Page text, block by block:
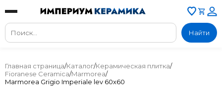
Найти
Главная страница/Каталог/Керамическая плитка/
Fioranese Ceramica/Marmorea/
Marmorea Grigio Imperiale lev 60x60